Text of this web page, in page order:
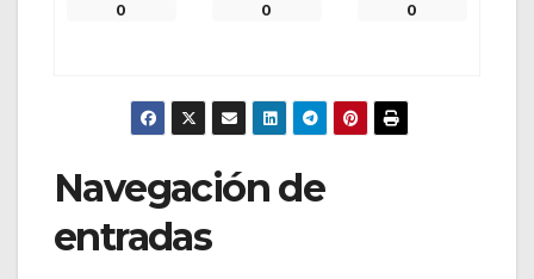
0 0 0
Navegación de
entradas